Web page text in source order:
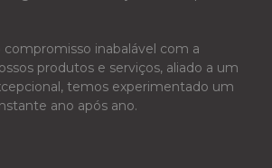
compromisso inabalável com a
produtos e serviços, aliado a um
temos experimentado um
ano após ano.